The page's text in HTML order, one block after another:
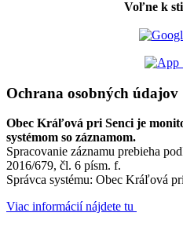
Voľne k
Ochrana osobných údajov
Obec Kráľová pri Senci je
systémom so záznamom.
Spracovanie záznamu prebieha
2016/679, čl. 6 písm. f.
Správca systému: Obec Kráľová
Viac informácií nájdete tu